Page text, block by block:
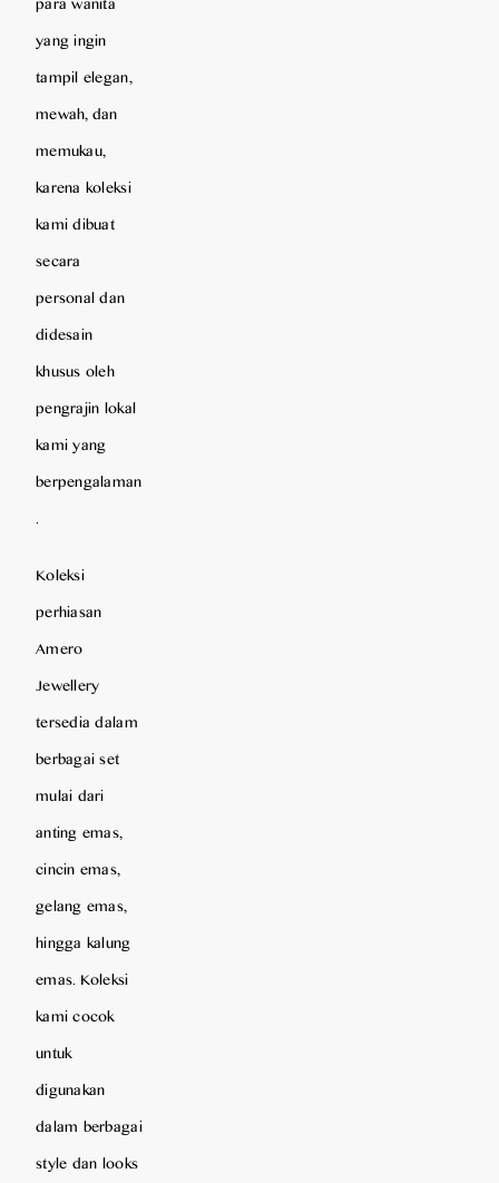
yang ingin
tampil elegan,
mewah, dan
memukau,
karena koleksi
kami dibuat
secara
personal dan
didesain
khusus oleh
pengrajin lokal
kami yang
berpengalaman
.
Koleksi
perhiasan
Amero
Jewellery
tersedia dalam
berbagai set
mulai dari
anting emas,
cincin emas,
gelang emas,
hingga kalung
emas. Koleksi
kami cocok
untuk
digunakan
dalam berbagai
style dan looks